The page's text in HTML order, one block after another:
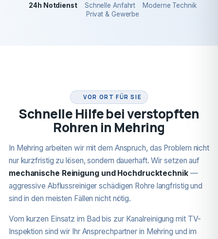
24h Notdienst Schnelle Anfahrt
Moderne Technik
Privat & Gewerbe
VOR ORT FÜR SIE
Schnelle Hilfe bei verstopften
Rohren in Mehring
In Mehring arbeiten wir mit dem Anspruch, das Problem nicht
nur kurzfristig zu lösen, sondern dauerhaft. Wir setzen auf
mechanische Reinigung und Hochdrucktechnik—
aggressive Abflussreiniger schädigen Rohre langfristig und
sind in den meisten Fällen nicht nötig.
Vom kurzen Einsatz im Bad bis zur Kanalreinigung mit TV-
Inspektion sind wir Ihr Ansprechpartner in Mehring und im